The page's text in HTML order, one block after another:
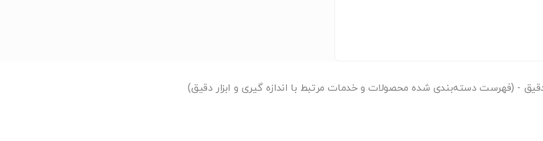
دقیق - (فهرست دسته‌بندی شده محصولات و خدمات مرتبط با اندازه گیری و ابزار دقیق)